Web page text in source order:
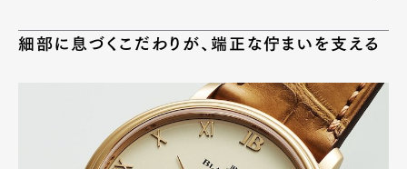
細部に息づくこだわりが、端正な佇まいを支える